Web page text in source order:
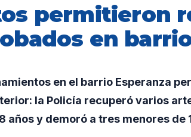
permitieron
en
en el barrio Esperanza
la Policía recuperó varios
años y demoró a tres menores de